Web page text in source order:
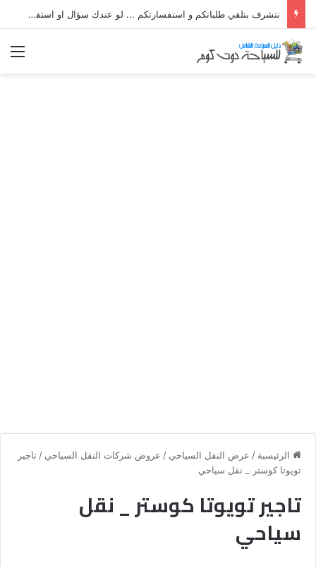
نتشرف بتلقي طلباتكم و استفسارتكم ... لو عندك سؤال او استفسار ماتدرددش فى طلب المساعدة
الرئيسية / عرض النقل السياحي / عروض شركات النقل السياحي / تاجير
تويوتا كوستر _ نقل سياحي
تاجير تويوتا كوستر _ نقل
سياحي